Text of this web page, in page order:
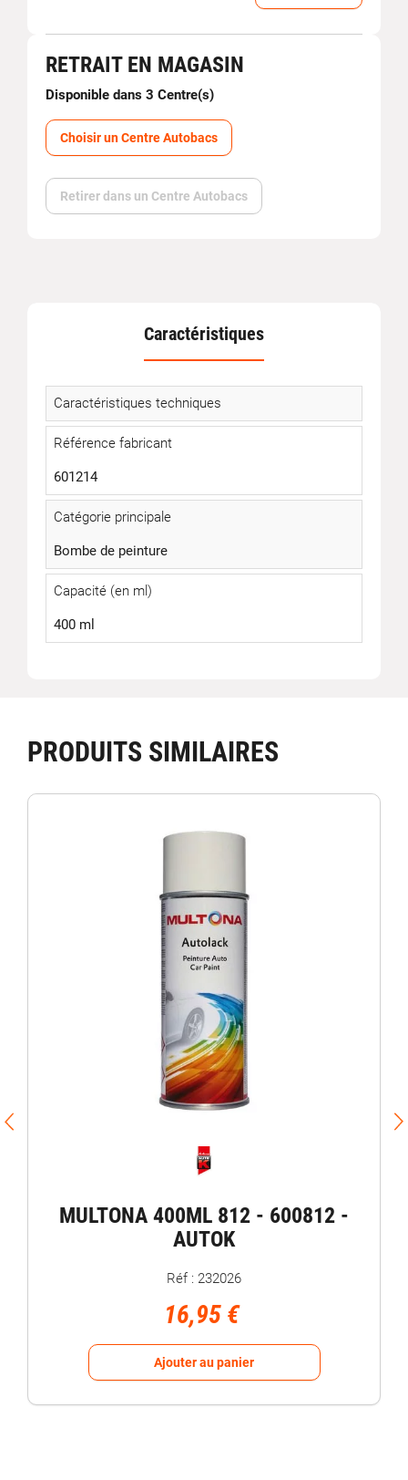
RETRAIT EN MAGASIN
Disponible dans 3 Centre(s)
Choisir un Centre Autobacs
Retirer dans un Centre Autobacs
Caractéristiques
Caractéristiques techniques
Référence fabricant
601214
Catégorie principale
Bombe de peinture
Capacité (en ml)
400 ml
PRODUITS SIMILAIRES
MULTONA 400ML 812 - 600812 -
AUTOK
Réf : 232026
16,95 €
Ajouter au panier